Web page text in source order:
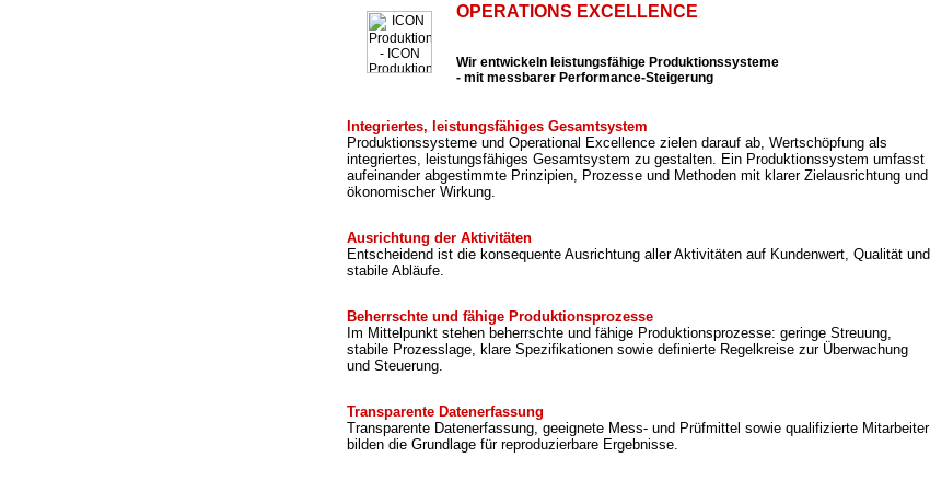
OPERATIONS EXCELLENCE
Wir entwickeln leistungsfähige Produktionssysteme
- mit messbarer Performance-Steigerung
Integriertes, leistungsfähiges Gesamtsystem
Produktionssysteme und Operational Excellence zielen darauf ab, Wertschöpfung als
integriertes, leistungsfähiges Gesamtsystem zu gestalten. Ein Produktionssystem umfasst
aufeinander abgestimmte Prinzipien, Prozesse und Methoden mit klarer Zielausrichtung und
ökonomischer Wirkung.
Ausrichtung der Aktivitäten
Entscheidend ist die konsequente Ausrichtung aller Aktivitäten auf Kundenwert, Qualität und
stabile Abläufe.
Beherrschte und fähige Produktionsprozesse
Im Mittelpunkt stehen beherrschte und fähige Produktionsprozesse: geringe Streuung,
stabile Prozesslage, klare Spezifikationen sowie definierte Regelkreise zur Überwachung
und Steuerung.
Transparente Datenerfassung
Transparente Datenerfassung, geeignete Mess- und Prüfmittel sowie qualifizierte Mitarbeiter
bilden die Grundlage für reproduzierbare Ergebnisse.